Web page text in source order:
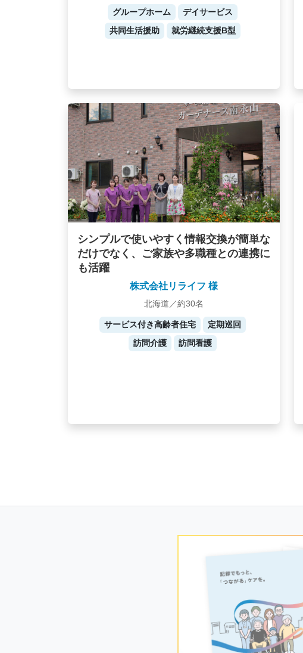
グループホーム
デイサービス
共同生活援助
就労継続支援B型
シンプルで使いやすく情報交換が簡単な
だけでなく、ご家族や多職種との連携に
も活躍
株式会社リライフ 様
北海道／約30名
サービス付き高齢者住宅
定期巡回
訪問介護
訪問看護